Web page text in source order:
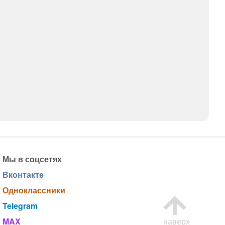
наверх
Мы в соцсетях
Вконтакте
Одноклассники
Telegram
MAX